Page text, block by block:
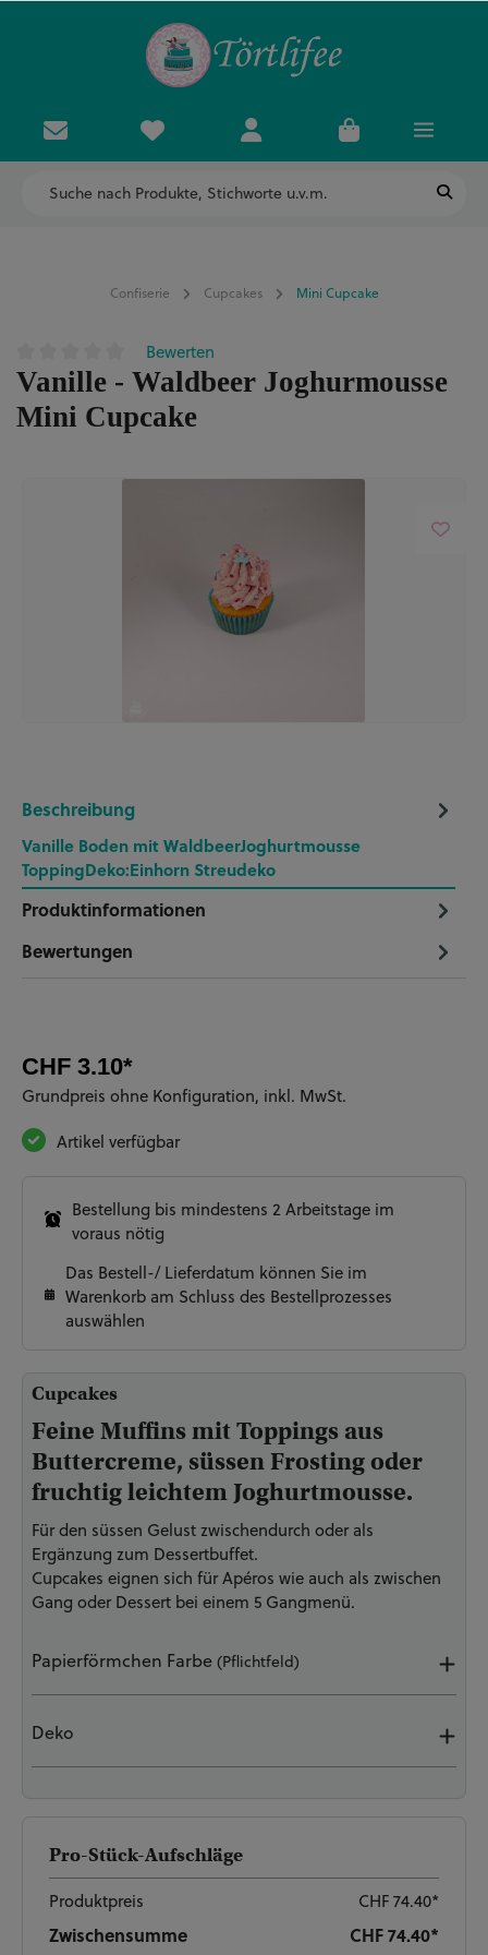
Confiserie Cupcakes Mini Cupcake
Durchschnittliche Bewertung von 0 von 5 Sternen
Bewerten
Vanille - Waldbeer Joghurmousse
Mini Cupcake
Beschreibung
Vanille Boden mit WaldbeerJoghurtmousse
ToppingDeko:Einhorn Streudeko
Produktinformationen
Bewertungen
CHF 3.10*
Grundpreis ohne Konfiguration, inkl. MwSt.
Artikel verfügbar
Bestellung bis mindestens 2 Arbeitstage im
voraus nötig
Das Bestell-/ Lieferdatum können Sie im
Warenkorb am Schluss des Bestellprozesses
auswählen
Cupcakes
Feine Muffins mit Toppings aus
Buttercreme, süssen Frosting oder
fruchtig leichtem Joghurtmousse.
Für den süssen Gelust zwischendurch oder als
Ergänzung zum Dessertbuffet.
Cupcakes eignen sich für Apéros wie auch als zwischen
Gang oder Dessert bei einem 5 Gangmenü.
Papierförmchen Farbe (Pflichtfeld)
Deko
Pro-Stück-Aufschläge
Produktpreis
CHF 74.40*
Zwischensumme CHF 74.40*